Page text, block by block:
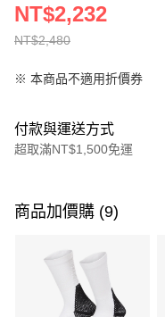
NT$2,480
NT$2,232
※ 本商品不適用折價券
付款與運送方式
超取滿NT$1,500免運
信用卡一次付款
3 期 0 利率 每期
合作金庫商業銀行
商品加價購 (9)